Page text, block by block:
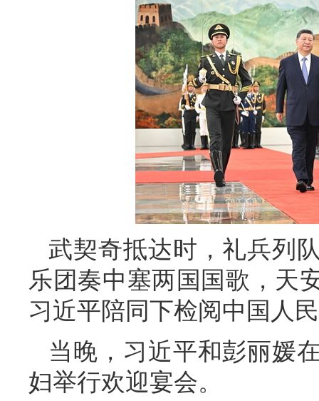
武契奇抵达时，礼兵列
乐团奏中塞两国国歌，天
习近平陪同下检阅中国人
当晚，习近平和彭丽媛
妇举行欢迎宴会。